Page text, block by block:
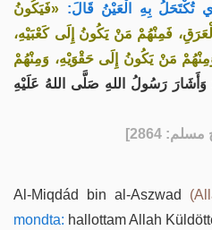
تُكْتَحَلُ بِهِ الْعَيْنُ قَالَ: «فَيَكُونُ
فَمِنْهُمْ مَنْ يَكُونُ إِلَى كَعْبَيْهِ،
مَنْ يَكُونُ إِلَى حَقْوَيْهِ، وَمِنْهُمْ
رَسُولُ اللهِ صَلَّى اللهُ عَلَيْهِ
2864]
Al-Miqdád bin al-Aszwad
mondta: hallottam Allah